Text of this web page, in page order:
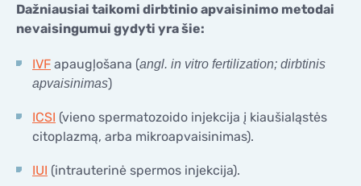
Dažniausiai taikomi dirbtinio apvaisinimo metodai
nevaisingumui gydyti yra šie:
IVF apaugļošana (angl. in vitro fertilization; dirbtinis
apvaisinimas)
ICSI (vieno spermatozoido injekcija į kiaušialąstės
citoplazmą, arba mikroapvaisinimas).
IUI (intrauterinė spermos injekcija).